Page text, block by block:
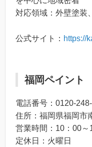
対応領域：外壁塗装
公式サイト： https://
福岡ペイント
電話番号：0120-
住所：福岡県福岡市
営業時間：10：00～
定休日：火曜日